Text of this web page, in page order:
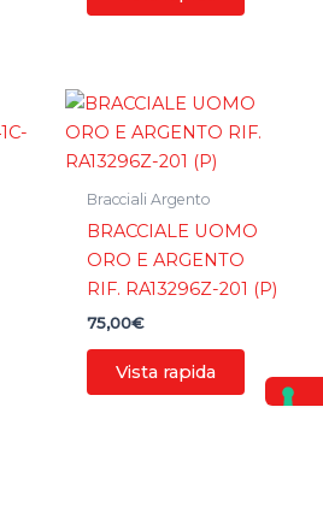
Bracciali Argento
BRACCIALE UOMO
ORO E ARGENTO
RIF. RA13296Z-201 (P)
75,00€
Vista rapida